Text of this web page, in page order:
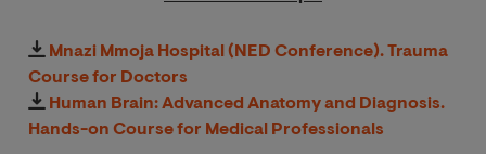
Mnazi Mmoja Hospital (NED Conference). Trauma
Course for Doctors
Human Brain: Advanced Anatomy and Diagnosis.
Hands-on Course for Medical Professionals